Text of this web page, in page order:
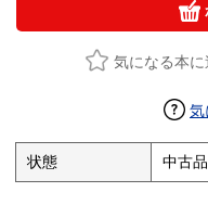
気になる本に
気
状態 中古